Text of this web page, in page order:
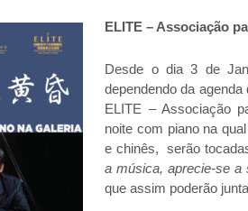
ELITE – Associação
Desde o dia 3 de
dependendo da
ELITE – Associação
noite com piano na
e chinês, serão
a música, aprecie-se a
que assim poderão